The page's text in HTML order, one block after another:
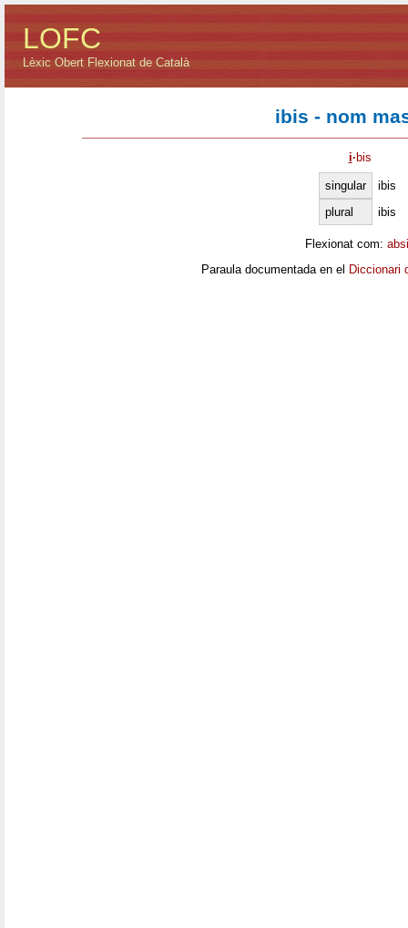
LOFC
Lèxic Obert Flexionat de Català
ibis - nom
i· bis
singular
ibis
plural
ibis
Flexionat com:
Paraula documentada en el Diccionari